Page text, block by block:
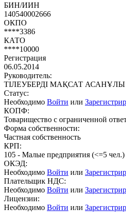
БИН/ИИН
140540002666
ОКПО
****3386
КАТО
****10000
Регистрация
06.05.2014
Руководитель:
ТІЛЕУБЕРДІ МАҚСАТ АСАНҰЛЫ
Статус:
Необходимо Войти или
КОПФ:
Товарищество с ограниченной
Форма собственности:
Частная собственность
КРП:
105 - Малые предприятия (<=5 чел.)
ОКЭД:
Необходимо Войти или
Плательщик НДС:
Необходимо Войти или
Лицензии:
Необходимо Войти или